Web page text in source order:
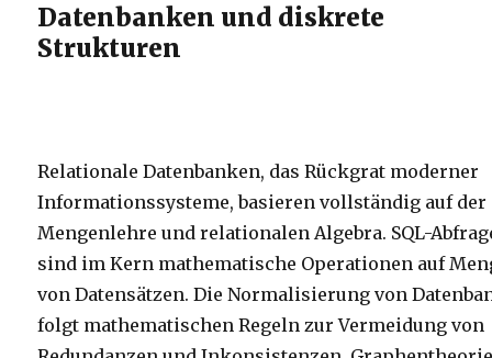
Datenbanken und diskrete
Strukturen
Relationale Datenbanken, das Rückgrat moderner
Informationssysteme, basieren vollständig auf der
Mengenlehre und relationalen Algebra. SQL-
sind im Kern mathematische Operationen auf
von Datensätzen. Die Normalisierung von
folgt mathematischen Regeln zur Vermeidung von